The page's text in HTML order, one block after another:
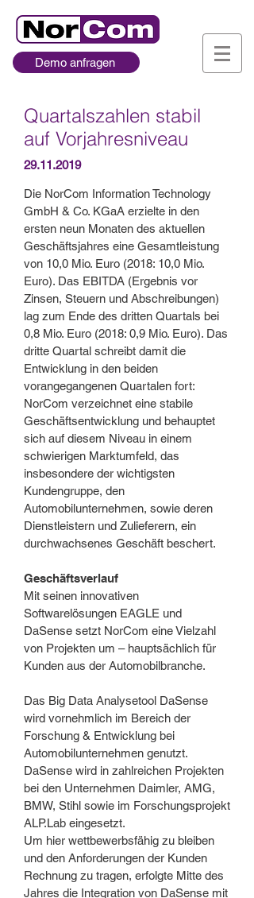
Demo anfragen
Quartalszahlen stabil
auf Vorjahresniveau
29.11.2019
Die NorCom Information Technology
GmbH & Co. KGaA erzielte in den
ersten neun Monaten des aktuellen
Geschäftsjahres eine Gesamtleistung
von 10,0 Mio. Euro (2018: 10,0 Mio.
Euro). Das EBITDA (Ergebnis vor
Zinsen, Steuern und Abschreibungen)
lag zum Ende des dritten Quartals bei
0,8 Mio. Euro (2018: 0,9 Mio. Euro). Das
dritte Quartal schreibt damit die
Entwicklung in den beiden
vorangegangenen Quartalen fort:
NorCom verzeichnet eine stabile
Geschäftsentwicklung und behauptet
sich auf diesem Niveau in einem
schwierigen Marktumfeld, das
insbesondere der wichtigsten
Kundengruppe, den
Automobilunternehmen, sowie deren
Dienstleistern und Zulieferern, ein
durchwachsenes Geschäft beschert.
Geschäftsverlauf
Mit seinen innovativen
Softwarelösungen EAGLE und
DaSense setzt NorCom eine Vielzahl
von Projekten um – hauptsächlich für
Kunden aus der Automobilbranche.
Das Big Data Analysetool DaSense
wird vornehmlich im Bereich der
Forschung & Entwicklung bei
Automobilunternehmen genutzt.
DaSense wird in zahlreichen Projekten
bei den Unternehmen Daimler, AMG,
BMW, Stihl sowie im Forschungsprojekt
ALP.Lab eingesetzt.
Um hier wettbewerbsfähig zu bleiben
und den Anforderungen der Kunden
Rechnung zu tragen, erfolgte Mitte des
Jahres die Integration von DaSense mit